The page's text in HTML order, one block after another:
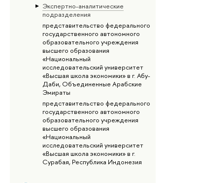
Экспертно-аналитические
подразделения
представительство федерального
государственного автономного
образовательного учреждения
высшего образования
«Национальный
исследовательский университет
«Высшая школа экономики» в г. Абу-
Даби, Объединенные Арабские
Эмираты
представительство федерального
государственного автономного
образовательного учреждения
высшего образования
«Национальный
исследовательский университет
«Высшая школа экономики» в г.
Сурабая, Республика Индонезия